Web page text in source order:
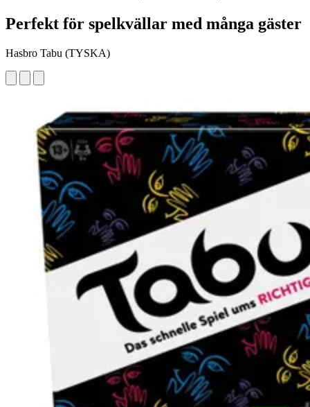
Perfekt för spelkvällar med många gäster
Hasbro Tabu (TYSKA)